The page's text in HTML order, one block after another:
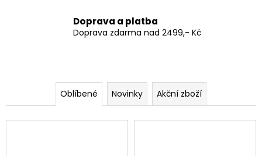
Doprava a platba
Doprava zdarma nad 2499,- Kč
Oblíbené Novinky Akční zboží
t
?